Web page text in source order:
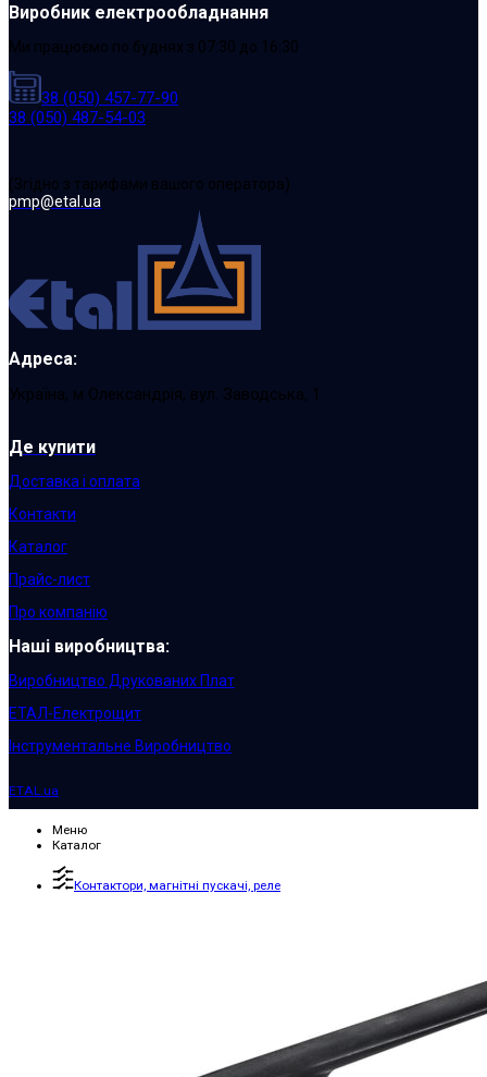
Виробник електрообладнання
Ми працюємо по буднях з 07:30 до 16:30
38 (050) 457-77-90
38 (050) 487-54-03
(Згідно з тарифами вашого оператора)
pmp@etal.ua
Адреса:
Україна, м Олександрія, вул. Заводська, 1
Де купити
Доставка і оплата
Контакти
Каталог
Прайс-лист
Про компанію
Наші виробництва:
Виробництво Друкованих Плат
ЕТАЛ-Електрощит
Інструментальне Виробництво
ETAL.ua
Меню
Каталог
Контактори, магнітні пускачі, реле